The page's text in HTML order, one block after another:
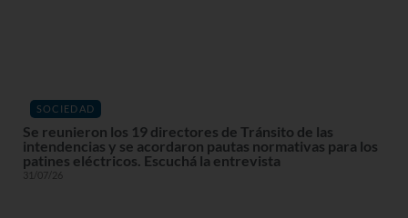
SOCIEDAD
Se reunieron los 19 directores de Tránsito de las
intendencias y se acordaron pautas normativas para los
patines eléctricos. Escuchá la entrevista
31/07/26